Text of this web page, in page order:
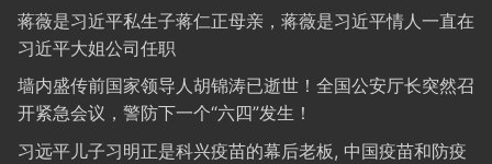
蒋薇是习近平私生子蒋仁正母亲，蒋薇是习近平情人一直在
习近平大姐公司任职
墙内盛传前国家领导人胡锦涛已逝世！全国公安厅长突然召
开紧急会议，警防下一个“六四”发生！
习远平儿子习明正是科兴疫苗的幕后老板, 中国疫苗和防疫